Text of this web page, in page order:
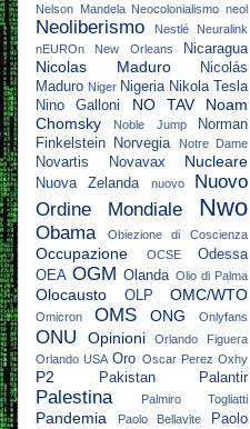
Nelson Mandela Neocolonialismo neol
Neoliberismo Nestlé
Neuralink
nEUROn
New Orleans Nicaragua
Nicolas Maduro
Nicolás
Maduro Niger Nigeria Nikola Tesla
Nino Galloni
NO TAV
Noam
Chomsky
Noble Jump
Norman
Finkelstein
Norvegia Notre Dame
Novartis Novavax Nucleare
Nuova Zelanda nuovo
Nuovo
Ordine Mondiale
Nwo
Obama Obiezione di Coscienza
Occupazione OCSE
Odessa
OEA OGM Olanda Olio di Palma
Olocausto OLP OMC/WTO
Omicron OMS ONG Onlyfans
ONU Opinioni
Orlando Figuera
Orlando USA Oro Oscar Perez Oxhy
P2 Pakistan Palantir
Palestina Palmiro Togliatti
Pandemia Paolo Bellavite
Paolo